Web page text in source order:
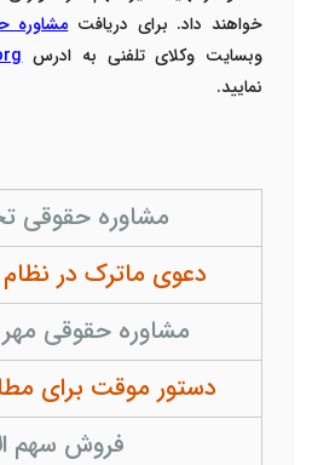
خواهند داد. برای دریافتمشاوره
وبسایت وکلای تلفنی به ادرس
نمایید.
مشاوره حقوقی
دعوی ماترک در
مشاوره حقوقی
دستور موقت برای
فروش سهم